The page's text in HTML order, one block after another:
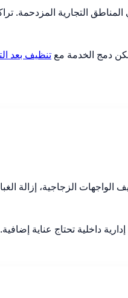
التجارية المزدحمة.
دمج الخدمة مع تنظيف بعد
الزجاجية، إزالة
داخلية تحتاج عناية إضافية.